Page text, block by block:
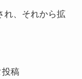
れ、それから拡
稿